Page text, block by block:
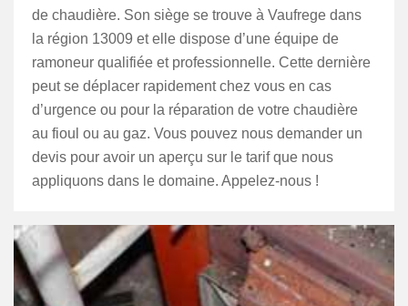
de chaudière. Son siège se trouve à Vaufrege dans
la région 13009 et elle dispose d’une équipe de
ramoneur qualifiée et professionnelle. Cette dernière
peut se déplacer rapidement chez vous en cas
d’urgence ou pour la réparation de votre chaudière
au fioul ou au gaz. Vous pouvez nous demander un
devis pour avoir un aperçu sur le tarif que nous
appliquons dans le domaine. Appelez-nous !